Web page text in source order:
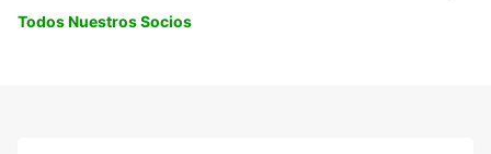
Todos Nuestros Socios